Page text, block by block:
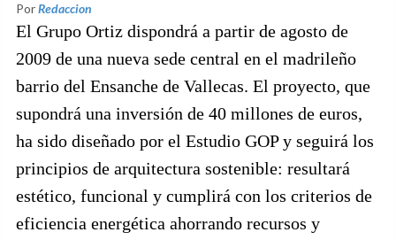
PorRedaccion
El Grupo Ortiz dispondrá a partir de agosto de
2009 de una nueva sede central en el madrileño
barrio del Ensanche de Vallecas. El proyecto, que
supondrá una inversión de 40 millones de euros,
ha sido diseñado por el Estudio GOP y seguirá los
principios de arquitectura sostenible: resultará
estético, funcional y cumplirá con los criterios de
eficiencia energética ahorrando recursos y